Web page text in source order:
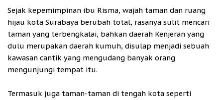
Sejak kepemimpinan ibu Risma, wajah taman dan ruang
hijau kota Surabaya berubah total, rasanya sulit mencari
taman yang terbengkalai, bahkan daerah Kenjeran yang
dulu merupakan daerah kumuh, disulap menjadi sebuah
kawasan cantik yang mengudang banyak orang
mengunjungi tempat itu.
Termasuk juga taman-taman di tengah kota seperti